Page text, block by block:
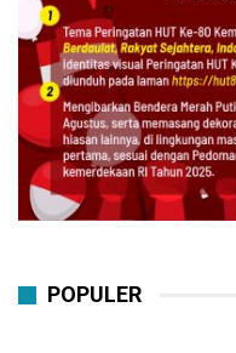
POPULER